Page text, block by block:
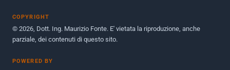
COPYRIGHT
© 2026, Dott. Ing. Maurizio Fonte. E' vietata la riproduzione, anche
parziale, dei contenuti di questo sito.
POWERED BY